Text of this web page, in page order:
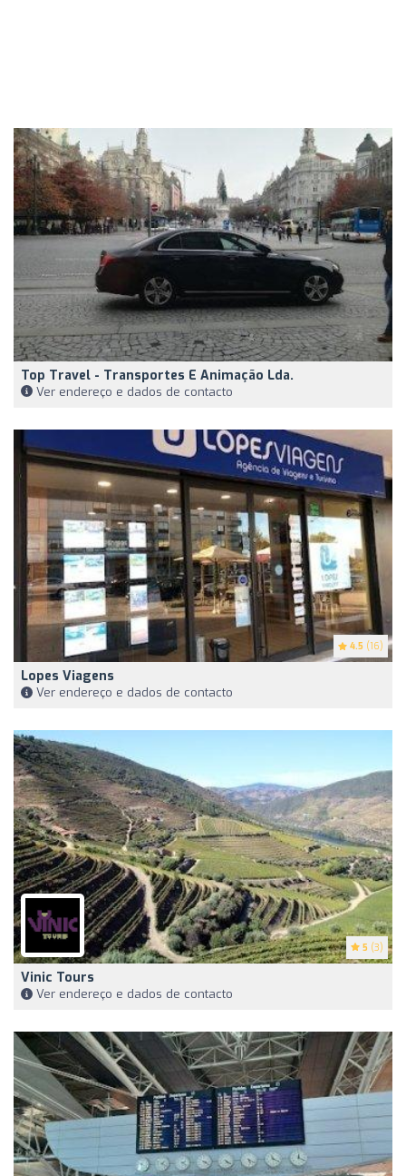
Top Travel - Transportes E Animação Lda.
Ver endereço e dados de contacto
4.5 (16)
Lopes Viagens
Ver endereço e dados de contacto
5 (3)
Vinic Tours
Ver endereço e dados de contacto